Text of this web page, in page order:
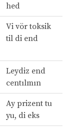
hed
Vi vör toksik
til di end
Leydiz end
centılmın
Ay prizent tu
yu, di eks